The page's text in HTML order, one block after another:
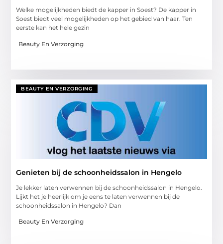
Welke mogelijkheden biedt de kapper in Soest? De kapper in
Soest biedt veel mogelijkheden op het gebied van haar. Ten
eerste kan het hele gezin
Beauty En Verzorging
BEAUTY EN VERZORGING
Genieten bij de schoonheidssalon in Hengelo
Je lekker laten verwennen bij de schoonheidssalon in Hengelo.
Lijkt het je heerlijk om je eens te laten verwennen bij de
schoonheidssalon in Hengelo? Dan
Beauty En Verzorging